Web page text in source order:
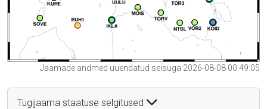
Jaamade andmed uuendatud seisuga 2026-08-08 00:49:05
Tugijaama staatuse selgitused